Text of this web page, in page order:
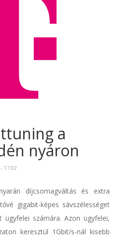
a
nyáron
17:02
díjcsomagváltás és extra
gigabit-képes sávszélességet
számára. Azon ügyfelei,
keresztül 1Gbit/s-nál kisebb